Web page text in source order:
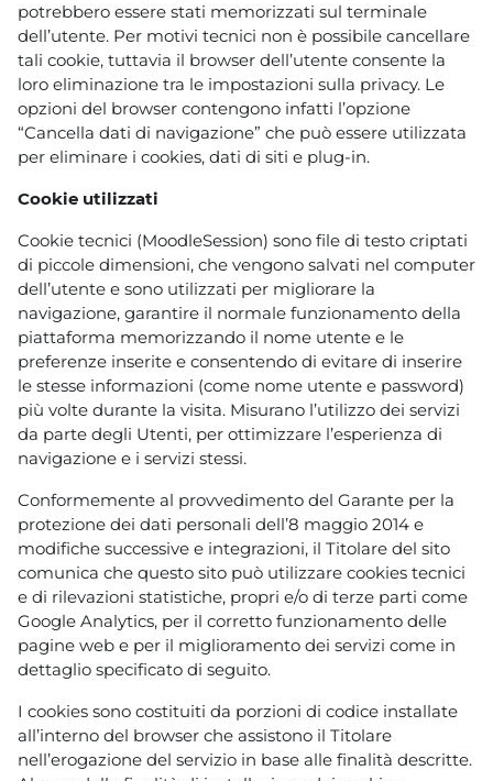
potrebbero essere stati memorizzati sul terminale
dell’utente. Per motivi tecnici non è possibile cancellare
tali cookie, tuttavia il browser dell’utente consente la
loro eliminazione tra le impostazioni sulla privacy. Le
opzioni del browser contengono infatti l’opzione
“Cancella dati di navigazione” che può essere utilizzata
per eliminare i cookies, dati di siti e plug-in.
Cookie utilizzati
Cookie tecnici (MoodleSession) sono file di testo criptati
di piccole dimensioni, che vengono salvati nel computer
dell’utente e sono utilizzati per migliorare la
navigazione, garantire il normale funzionamento della
piattaforma memorizzando il nome utente e le
preferenze inserite e consentendo di evitare di inserire
le stesse informazioni (come nome utente e password)
più volte durante la visita. Misurano l’utilizzo dei servizi
da parte degli Utenti, per ottimizzare l’esperienza di
navigazione e i servizi stessi.
Conformemente al provvedimento del Garante per la
protezione dei dati personali dell’8 maggio 2014 e
modifiche successive e integrazioni, il Titolare del sito
comunica che questo sito può utilizzare cookies tecnici
e di rilevazioni statistiche, propri e/o di terze parti come
Google Analytics, per il corretto funzionamento delle
pagine web e per il miglioramento dei servizi come in
dettaglio specificato di seguito.
I cookies sono costituiti da porzioni di codice installate
all’interno del browser che assistono il Titolare
nell’erogazione del servizio in base alle finalità descritte.